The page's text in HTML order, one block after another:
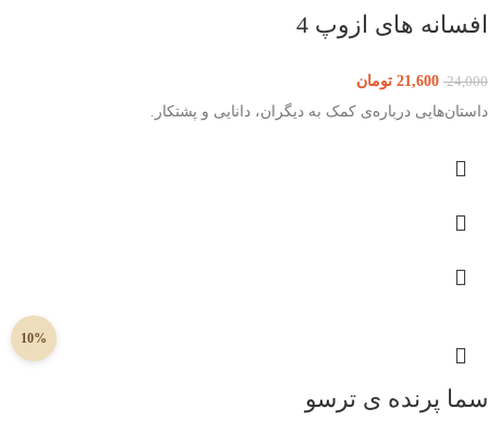
افسانه های ازوپ 4
24,000
21,600 تومان
داستان‌هایی درباره‌ی کمک به دیگران، دانایی و پشتکار.
10%
سما پرنده ی ترسو